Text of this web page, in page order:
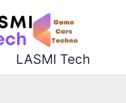
LASMI Tech